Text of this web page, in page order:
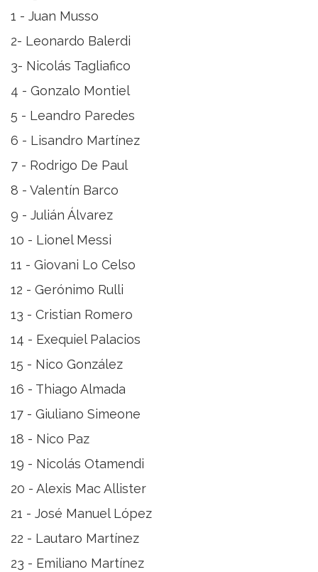
1 - Juan Musso
2- Leonardo Balerdi
3- Nicolás Tagliafico
4 - Gonzalo Montiel
5 - Leandro Paredes
6 - Lisandro Martínez
7 - Rodrigo De Paul
8 - Valentín Barco
9 - Julián Álvarez
10 - Lionel Messi
11 - Giovani Lo Celso
12 - Gerónimo Rulli
13 - Cristian Romero
14 - Exequiel Palacios
15 - Nico González
16 - Thiago Almada
17 - Giuliano Simeone
18 - Nico Paz
19 - Nicolás Otamendi
20 - Alexis Mac Allister
21 - José Manuel López
22 - Lautaro Martínez
23 - Emiliano Martínez